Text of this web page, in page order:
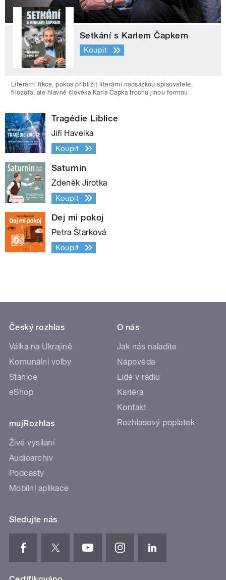
Setkání s Karlem Čapkem
Koupit
Literární fikce, pokus přiblížit literární nadsázkou spisovatele,
filozofa, ale hlavně člověka Karla Čapka trochu jinou formou.
Tragédie Liblice
Jiří Havelka
Koupit
Saturnin
Zdeněk Jirotka
Koupit
Dej mi pokoj
Petra Štarková
Koupit
Český rozhlas
Válka na Ukrajině
Komunální volby
Stanice
eShop
mujRozhlas
Živé vysílání
Audioarchiv
Podcasty
Mobilní aplikace
O nás
Jak nás naladíte
Nápověda
Lidé v rádiu
Kariéra
Kontakt
Rozhlasový poplatek
Sledujte nás